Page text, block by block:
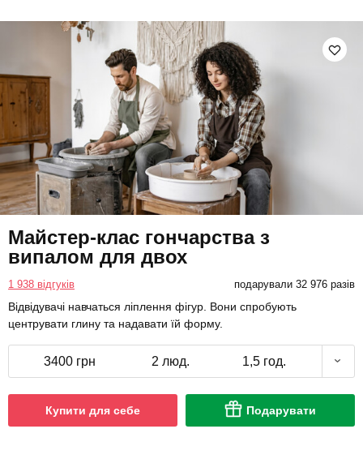
Майстер-клас гончарства з
випалом для двох
1 938 відгуків подарували 32 976 разів
Відвідувачі навчаться ліплення фігур. Вони спробують
центрувати глину та надавати їй форму.
3400 грн 2 люд. 1,5 год.
Купити для себе Подарувати